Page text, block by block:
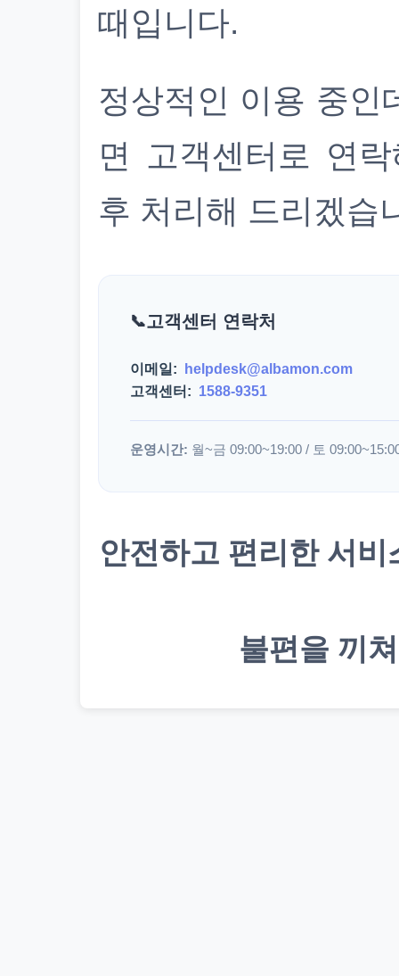
때입니다.
정상적인 이용 중인
면 고객센터로 연
후 처리해 드리겠습
고객센터 연락처
이메일:
helpdesk@albamon.com
고객센터: 1588-9351
운영시간: 월~금 09:00~19:00 / 토
안전하고 편리한 서
불편을 끼